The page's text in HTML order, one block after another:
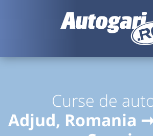
Curse de
Adjud, Romania